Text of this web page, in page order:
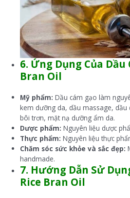
6. Ứng Dụng Của Dầu
Bran Oil
Mỹ phẩm: Dầu cám gạo làm
kem dưỡng da, dầu massage,
bôi trơn, mặt nạ dưỡng ẩm da.
Dược phẩm: Nguyên liệu dược
Thực phẩm: Nguyên liệu thực
Chăm sóc sức khỏe và sắc đẹp:
handmade.
7. Hướng Dẫn Sử
Rice Bran Oil